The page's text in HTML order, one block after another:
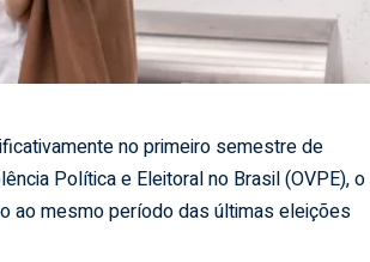
no primeiro semestre de
Política e Eleitoral no Brasil (OVPE), o
ao mesmo período das últimas eleições